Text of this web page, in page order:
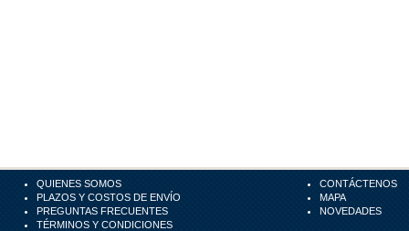
QUIENES SOMOS
PLAZOS Y COSTOS DE ENVÍO
PREGUNTAS FRECUENTES
TÉRMINOS Y CONDICIONES
CONTÁCTENOS
MAPA
NOVEDADES